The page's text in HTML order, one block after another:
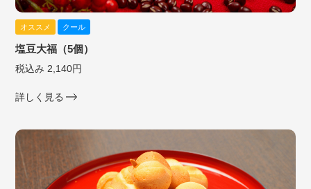
オススメ クール
塩豆大福（5個）
税込み 2,140円
詳しく見る